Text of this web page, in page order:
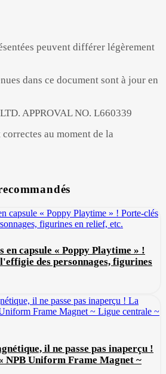
peuvent différer légèrement
dans ce document sont à jour en
APPROVAL NO. L660339
au moment de la
en capsule « Poppy Playtime » !
des personnages, figurines
il ne passe pas inaperçu !
NPB Uniform Frame Magnet ~